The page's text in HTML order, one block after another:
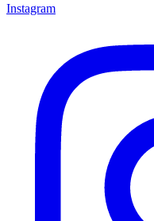
Instagram